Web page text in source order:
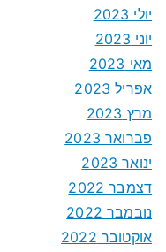
יולי 2023
יוני 2023
מאי 2023
אפריל 2023
מרץ 2023
פברואר 2023
ינואר 2023
דצמבר 2022
נובמבר 2022
אוקטובר 2022